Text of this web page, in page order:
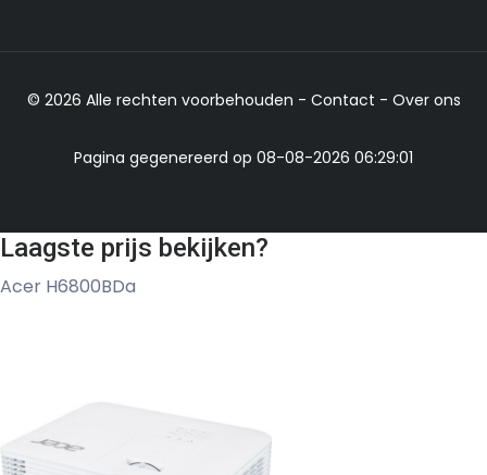
© 2026 Alle rechten voorbehouden - Contact - Over ons
Pagina gegenereerd op 08-08-2026 06:29:01
Laagste prijs bekijken?
Acer H6800BDa